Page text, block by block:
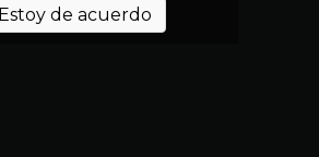
Estoy de acuerdo